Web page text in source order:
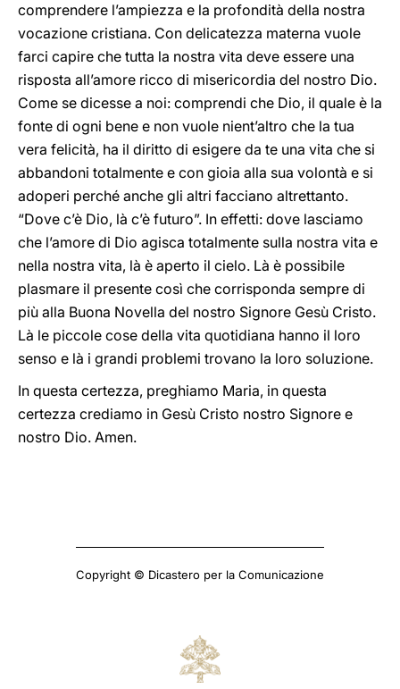
comprendere l’ampiezza e la profondità della nostra
vocazione cristiana. Con delicatezza materna vuole
farci capire che tutta la nostra vita deve essere una
risposta all’amore ricco di misericordia del nostro Dio.
Come se dicesse a noi: comprendi che Dio, il quale è la
fonte di ogni bene e non vuole nient’altro che la tua
vera felicità, ha il diritto di esigere da te una vita che si
abbandoni totalmente e con gioia alla sua volontà e si
adoperi perché anche gli altri facciano altrettanto.
“Dove c’è Dio, là c’è futuro”. In effetti: dove lasciamo
che l’amore di Dio agisca totalmente sulla nostra vita e
nella nostra vita, là è aperto il cielo. Là è possibile
plasmare il presente così che corrisponda sempre di
più alla Buona Novella del nostro Signore Gesù Cristo.
Là le piccole cose della vita quotidiana hanno il loro
senso e là i grandi problemi trovano la loro soluzione.
In questa certezza, preghiamo Maria, in questa
certezza crediamo in Gesù Cristo nostro Signore e
nostro Dio. Amen.
Copyright © Dicastero per la Comunicazione